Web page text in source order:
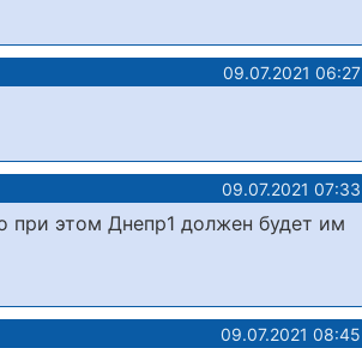
09.07.2021 06:27
09.07.2021 07:33
при этом Днепр1 должен будет им
09.07.2021 08:45